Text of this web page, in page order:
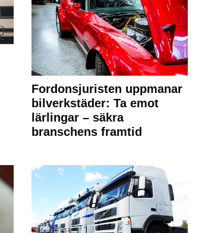
Fordonsjuristen uppmanar
bilverkstäder: Ta emot
lärlingar – säkra
branschens framtid